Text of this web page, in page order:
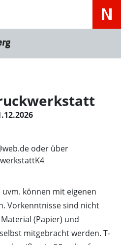
oder über
können mit eigenen
Vorkenntnisse sind nicht
(Papier) und
mitgebracht werden. T-